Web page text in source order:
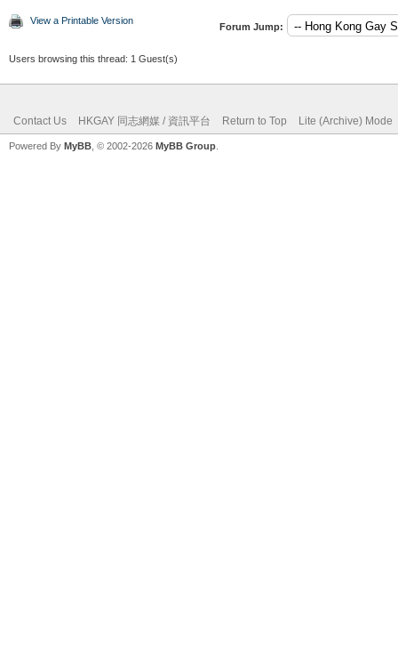
View a Printable Version
Forum Jump:
Users browsing this thread: 1 Guest(s)
Contact Us HKGAY 同志網媒 / 資訊平台 Return to Top Lite (Archive) Mode
Powered By MyBB , © 2002-2026 MyBB Group